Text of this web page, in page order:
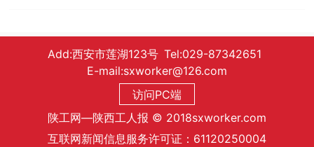
Add:西安市莲湖123号 Tel:029-87342651
E-mail:sxworker@126.com
访问PC端
陕工网—陕西工人报 © 2018sxworker.com
互联网新闻信息服务许可证：61120250004